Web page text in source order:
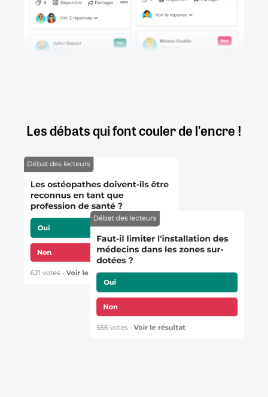
Les débats qui font couler de l'encre !